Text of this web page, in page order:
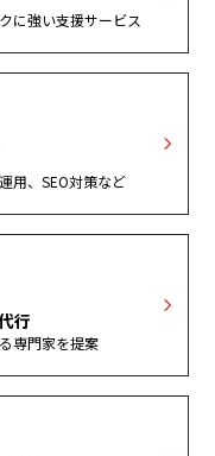
に強い支援サービス
用、SEO対策など
行
専門家を提案